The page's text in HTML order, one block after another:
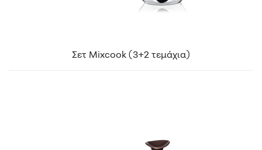
Σετ Mixcook (3+2 τεμάχια)